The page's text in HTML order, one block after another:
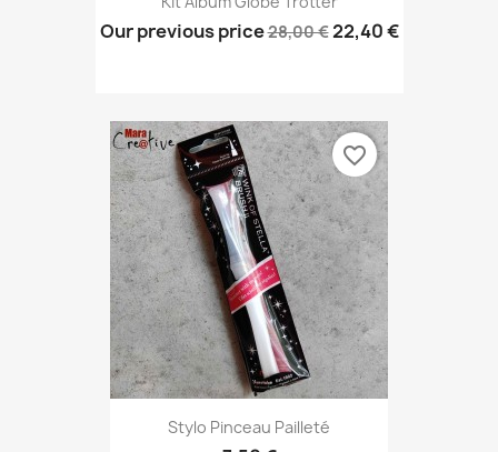
Our previous price28,00 €22,40 €
Stylo Pinceau Pailleté
favorite_border